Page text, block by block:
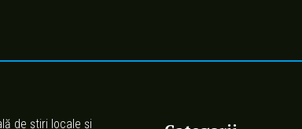
de știri locale și